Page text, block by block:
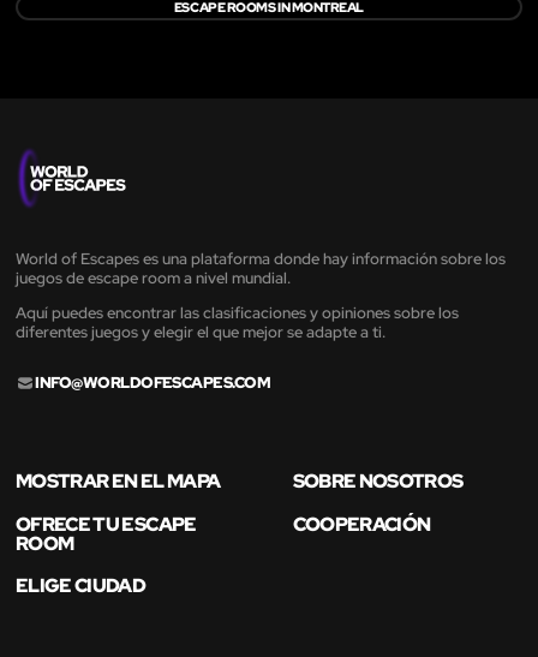
ESCAPE ROOMS IN MONTREAL
World of Escapes es una plataforma donde hay información sobre los
juegos de escape room a nivel mundial.
Aquí puedes encontrar las clasificaciones y opiniones sobre los
diferentes juegos y elegir el que mejor se adapte a ti.
INFO@WORLDOFESCAPES.COM
MOSTRAR EN EL MAPA
SOBRE NOSOTROS
OFRECE TU ESCAPE
ROOM
COOPERACIÓN
ELIGE CIUDAD